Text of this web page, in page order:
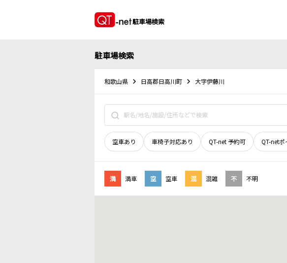
駐車場検索
駐車場検索
和歌山県 日高郡日高川町 大字伊藤川
空車あり 車椅子対応あり QT-net 予約可 QT-netポ
満 満車 空 空車 混 混雑 不 不明